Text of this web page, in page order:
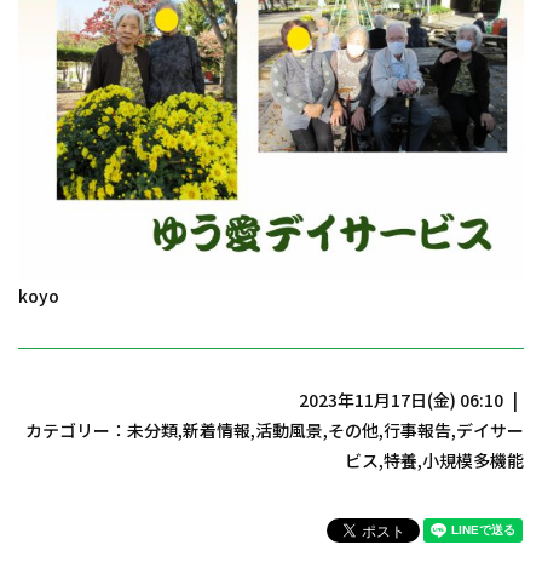
koyo
2023年11月17日(金) 06:10
カテゴリー： 未分類,新着情報,活動風景,その他,行事報告,デイサー
ビス,特養,小規模多機能